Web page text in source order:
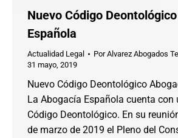
Nuevo Código
Española
Actualidad Legal PorAlvarez Abogados
31 mayo, 2019
Nuevo Código Deontológico
La Abogacía Española cuenta con
Código Deontológico. En su
de marzo de 2019 el Pleno del